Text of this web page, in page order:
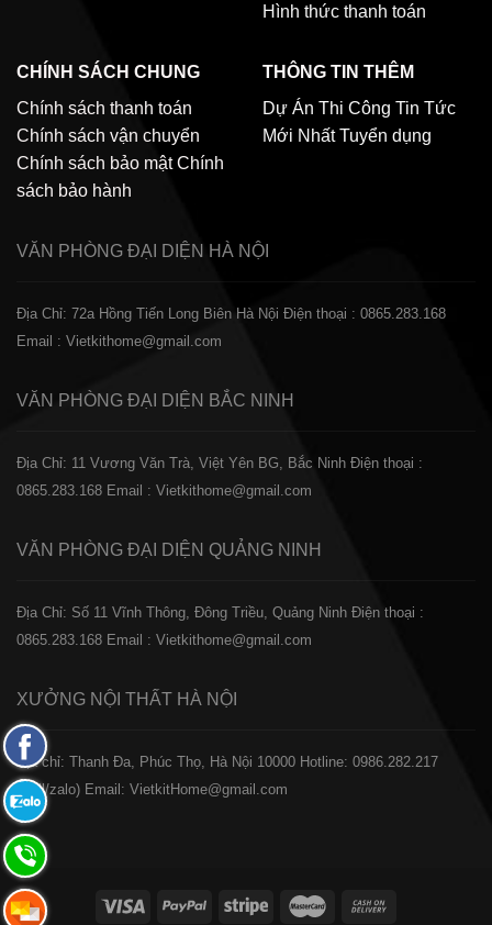
Hình thức thanh toán
CHÍNH SÁCH CHUNG
Chính sách thanh toán
Chính sách vận chuyển
Chính sách bảo mật Chính
sách bảo hành
THÔNG TIN THÊM
Dự Án Thi Công Tin Tức
Mới Nhất Tuyển dụng
VĂN PHÒNG ĐẠI DIỆN HÀ NỘI
Địa Chỉ: 72a Hồng Tiến Long Biên Hà Nội Điện thoại : 0865.283.168
Email : Vietkithome@gmail.com
VĂN PHÒNG ĐẠI DIỆN BẮC NINH
Địa Chỉ: 11 Vương Văn Trà, Việt Yên BG, Bắc Ninh Điện thoại :
0865.283.168 Email : Vietkithome@gmail.com
VĂN PHÒNG ĐẠI DIỆN QUẢNG NINH
Địa Chỉ: Số 11 Vĩnh Thông, Đông Triều, Quảng Ninh Điện thoại :
0865.283.168 Email : Vietkithome@gmail.com
XƯỞNG NỘI THẤT HÀ NỘI
️Địa chỉ: Thanh Đa, Phúc Thọ, Hà Nội 10000 Hotline: 0986.282.217
(Call/zalo) Email: VietkitHome@gmail.com
Fanpage
Facebook
Zalo:
0865.283.168
Hotline:
0865.283.168
Hotline: